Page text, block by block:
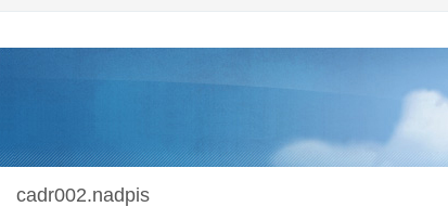
cadr002.nadpis